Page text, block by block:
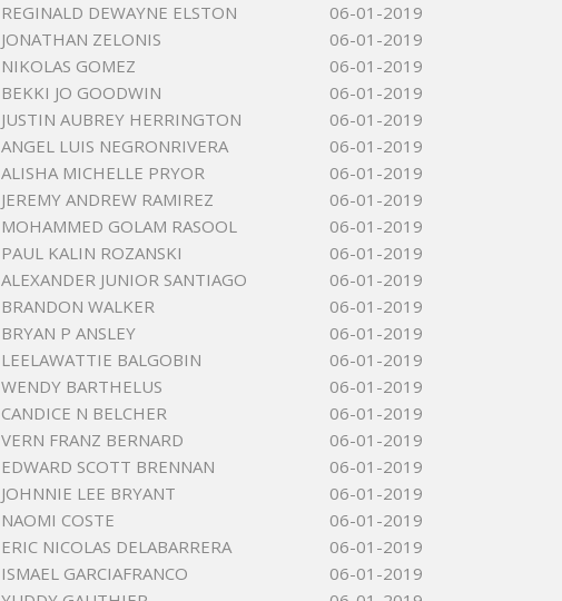
REGINALD DEWAYNE ELSTON
06-01-2019
JONATHAN ZELONIS
06-01-2019
NIKOLAS GOMEZ
06-01-2019
BEKKI JO GOODWIN
06-01-2019
JUSTIN AUBREY HERRINGTON
06-01-2019
ANGEL LUIS NEGRONRIVERA
06-01-2019
ALISHA MICHELLE PRYOR
06-01-2019
JEREMY ANDREW RAMIREZ
06-01-2019
MOHAMMED GOLAM RASOOL
06-01-2019
PAUL KALIN ROZANSKI
06-01-2019
ALEXANDER JUNIOR SANTIAGO
06-01-2019
BRANDON WALKER
06-01-2019
BRYAN P ANSLEY
06-01-2019
LEELAWATTIE BALGOBIN
06-01-2019
WENDY BARTHELUS
06-01-2019
CANDICE N BELCHER
06-01-2019
VERN FRANZ BERNARD
06-01-2019
EDWARD SCOTT BRENNAN
06-01-2019
JOHNNIE LEE BRYANT
06-01-2019
NAOMI COSTE
06-01-2019
ERIC NICOLAS DELABARRERA
06-01-2019
ISMAEL GARCIAFRANCO
06-01-2019